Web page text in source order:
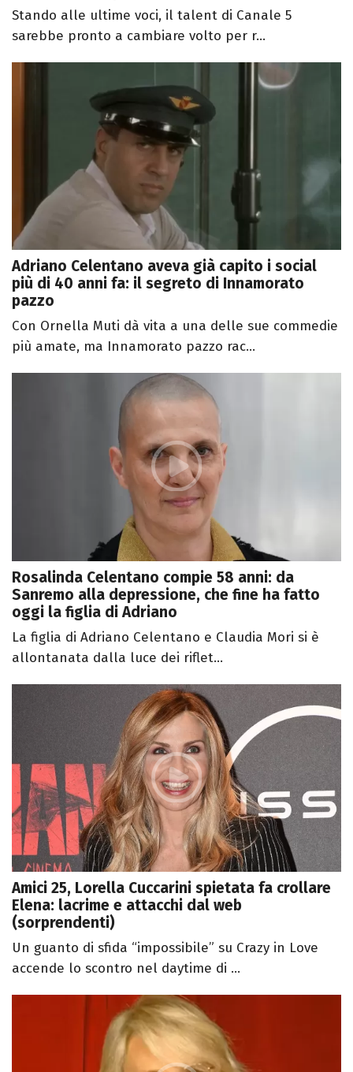
Stando alle ultime voci, il talent di Canale 5
sarebbe pronto a cambiare volto per r...
Adriano Celentano aveva già capito i social
più di 40 anni fa: il segreto di Innamorato
pazzo
Con Ornella Muti dà vita a una delle sue commedie
più amate, ma Innamorato pazzo rac...
Rosalinda Celentano compie 58 anni: da
Sanremo alla depressione, che fine ha fatto
oggi la figlia di Adriano
La figlia di Adriano Celentano e Claudia Mori si è
allontanata dalla luce dei riflet...
Amici 25, Lorella Cuccarini spietata fa crollare
Elena: lacrime e attacchi dal web
(sorprendenti)
Un guanto di sfida “impossibile” su Crazy in Love
accende lo scontro nel daytime di ...